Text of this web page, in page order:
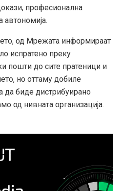
професионална
автономија.
од Мрежата информираат
испратено преку
пошти до сите пратеници и
но оттаму добиле
биде дистрибуирано
од нивната организација.